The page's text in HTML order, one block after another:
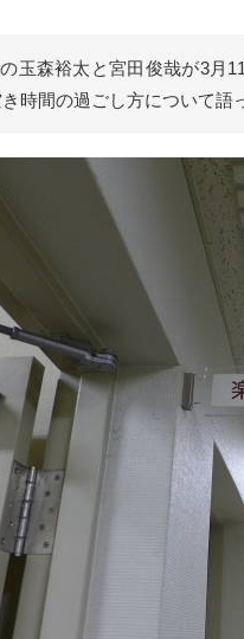
玉森裕太と宮田俊哉が3月
時間の過ごし方について語